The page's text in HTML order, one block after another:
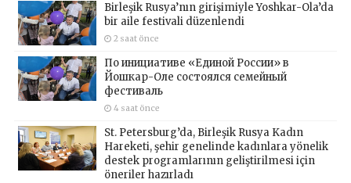
Birleşik Rusya’nın girişimiyle Yoshkar-Ola’da
bir aile festivali düzenlendi
2 saat önce
По инициативе «Единой России» в
Йошкар-Оле состоялся семейный
фестиваль
4 saat önce
St. Petersburg’da, Birleşik Rusya Kadın
Hareketi, şehir genelinde kadınlara yönelik
destek programlarının geliştirilmesi için
öneriler hazırladı